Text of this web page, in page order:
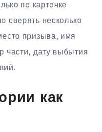
по карточке
сверять несколько
призыва, имя
части, дату выбытия
как